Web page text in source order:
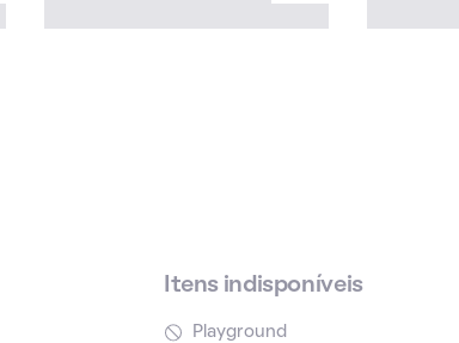
Itens indisponíveis
Playground